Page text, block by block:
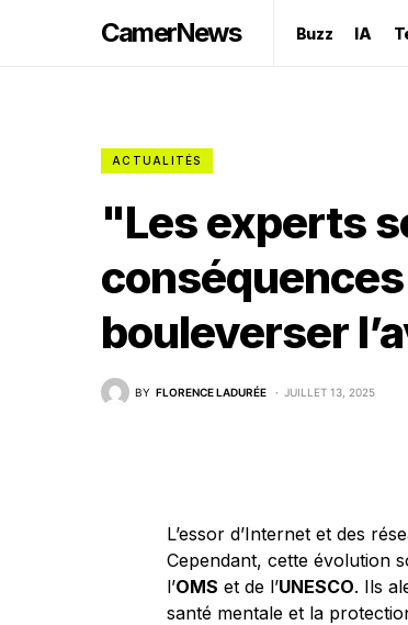
CamerNews Buzz IA
ACTUALITÉS
"Les experts
bouleverser
BY FLORENCE LADURÉE JUILLET 13, 2025
L’essor d’Internet et des
Cependant, cette évolution
l’OMS et de l’UNESCO. Ils
santé mentale et la